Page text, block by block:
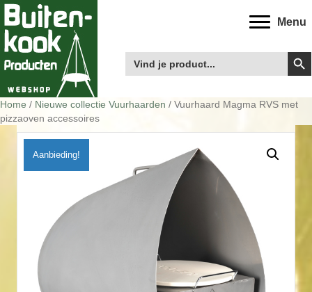
Menu
Zoek
naar:
Home / Nieuwe collectie Vuurhaarden / Vuurhaard Magma RVS met
pizzaoven accessoires
Aanbieding!